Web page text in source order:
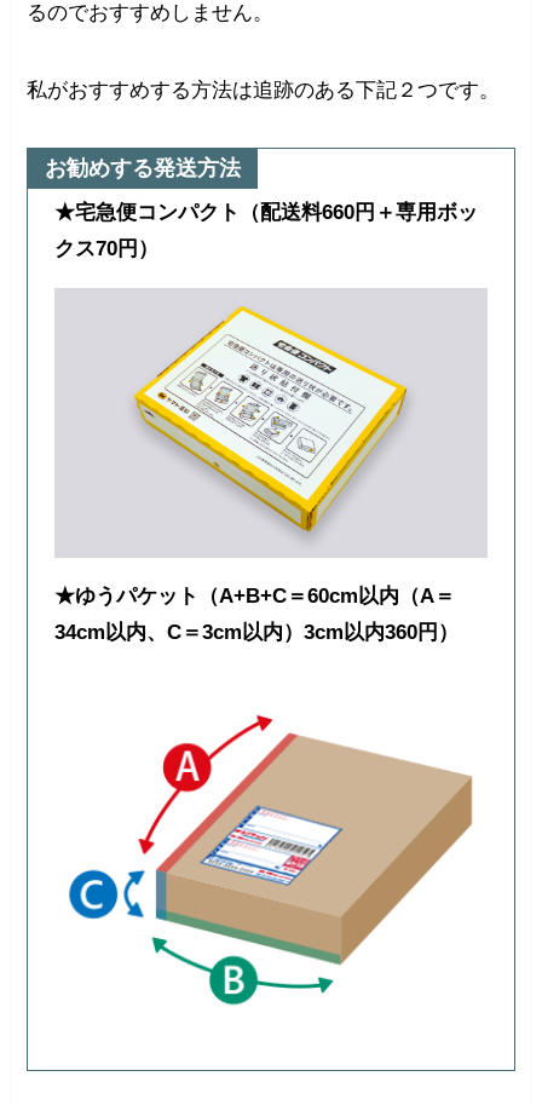
るのでおすすめしません。
私がおすすめする方法は追跡のある下記２つです。
お勧めする発送方法
★宅急便コンパクト（配送料660円＋専用ボッ
クス70円）
★ゆうパケット（A+B+C＝60cm以内（A＝
34cm以内、C＝3cm以内）3cm以内360円）